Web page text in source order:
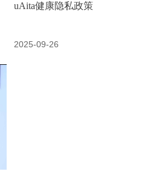
uAita健康隐私政策
2025-09-26